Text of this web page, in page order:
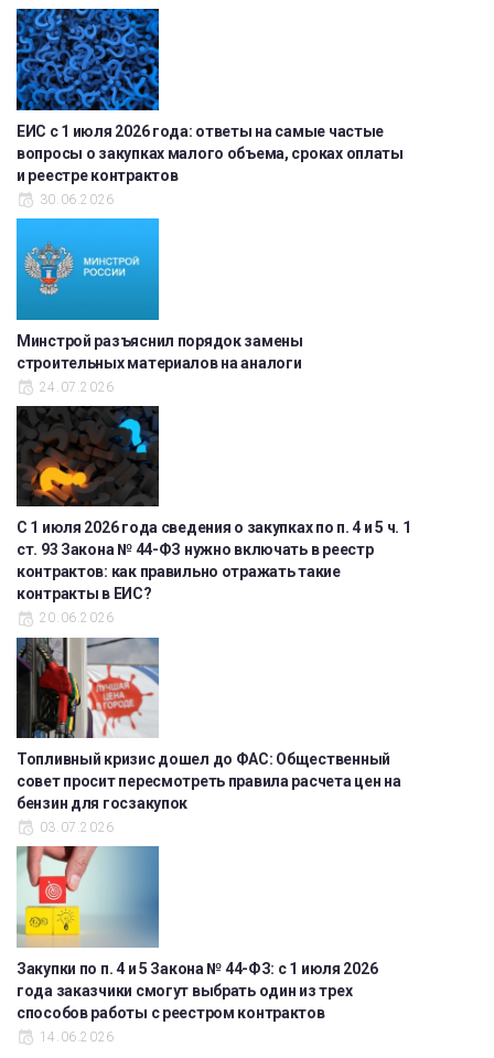
ЕИС с 1 июля 2026 года: ответы на самые частые
вопросы о закупках малого объема, сроках оплаты
и реестре контрактов
30.06.2026
Минстрой разъяснил порядок замены
строительных материалов на аналоги
24.07.2026
С 1 июля 2026 года сведения о закупках по п. 4 и 5 ч. 1
ст. 93 Закона № 44-ФЗ нужно включать в реестр
контрактов: как правильно отражать такие
контракты в ЕИС?
20.06.2026
Топливный кризис дошел до ФАС: Общественный
совет просит пересмотреть правила расчета цен на
бензин для госзакупок
03.07.2026
Закупки по п. 4 и 5 Закона № 44-ФЗ: с 1 июля 2026
года заказчики смогут выбрать один из трех
способов работы с реестром контрактов
14.06.2026